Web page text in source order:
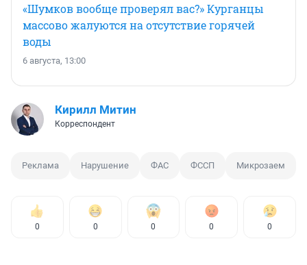
«Шумков вообще проверял вас?» Курганцы
массово жалуются на отсутствие горячей
воды
6 августа, 13:00
Кирилл Митин
Корреспондент
Реклама Нарушение ФАС ФССП Микрозаем
0 0 0 0 0